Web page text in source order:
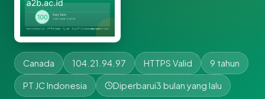
Canada 104.21.94.97 HTTPS Valid 9 tahun
PT JC Indonesia Diperbarui3 bulan yang lalu